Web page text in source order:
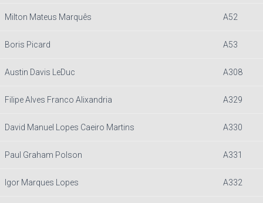
Milton Mateus Marquês A52
Boris Picard A53
Austin Davis LeDuc A308
Filipe Alves Franco Alixandria A329
David Manuel Lopes Caeiro Martins A330
Paul Graham Polson A331
Igor Marques Lopes A332